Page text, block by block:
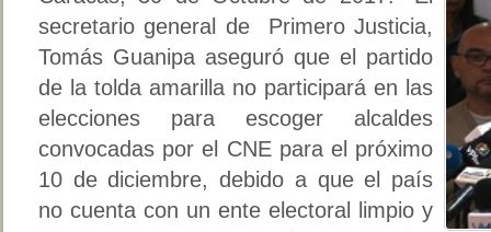
secretario general de Primero Justicia,
Tomás Guanipa aseguró que el partido
de la tolda amarilla no participará en las
elecciones para escoger alcaldes
convocadas por el CNE para el próximo
10 de diciembre, debido a que el país
no cuenta con un ente electoral limpio y